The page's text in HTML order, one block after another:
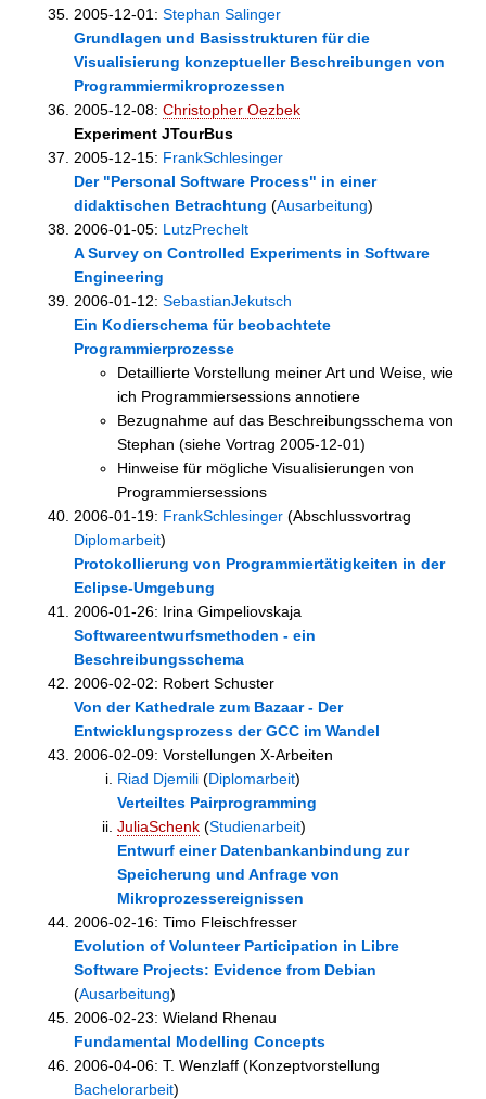
2005-12-01: Stephan Salinger
Grundlagen und Basisstrukturen für die
Visualisierung konzeptueller Beschreibungen von
Programmiermikroprozessen
2005-12-08: Christopher Oezbek
Experiment JTourBus
2005-12-15: FrankSchlesinger
Der "Personal Software Process" in einer
didaktischen Betrachtung (Ausarbeitung)
2006-01-05: LutzPrechelt
A Survey on Controlled Experiments in Software
Engineering
2006-01-12: SebastianJekutsch
Ein Kodierschema für beobachtete
Programmierprozesse
Detaillierte Vorstellung meiner Art und Weise, wie
ich Programmiersessions annotiere
Bezugnahme auf das Beschreibungsschema von
Stephan (siehe Vortrag 2005-12-01)
Hinweise für mögliche Visualisierungen von
Programmiersessions
2006-01-19: FrankSchlesinger (Abschlussvortrag
Diplomarbeit)
Protokollierung von Programmiertätigkeiten in der
Eclipse-Umgebung
2006-01-26: Irina Gimpeliovskaja
Softwareentwurfsmethoden - ein
Beschreibungsschema
2006-02-02: Robert Schuster
Von der Kathedrale zum Bazaar - Der
Entwicklungsprozess der GCC im Wandel
2006-02-09: Vorstellungen X-Arbeiten
Riad Djemili (Diplomarbeit)
Verteiltes Pairprogramming
JuliaSchenk (Studienarbeit)
Entwurf einer Datenbankanbindung zur
Speicherung und Anfrage von
Mikroprozessereignissen
2006-02-16: Timo Fleischfresser
Evolution of Volunteer Participation in Libre
Software Projects: Evidence from Debian
(Ausarbeitung)
2006-02-23: Wieland Rhenau
Fundamental Modelling Concepts
2006-04-06: T. Wenzlaff (Konzeptvorstellung
Bachelorarbeit)